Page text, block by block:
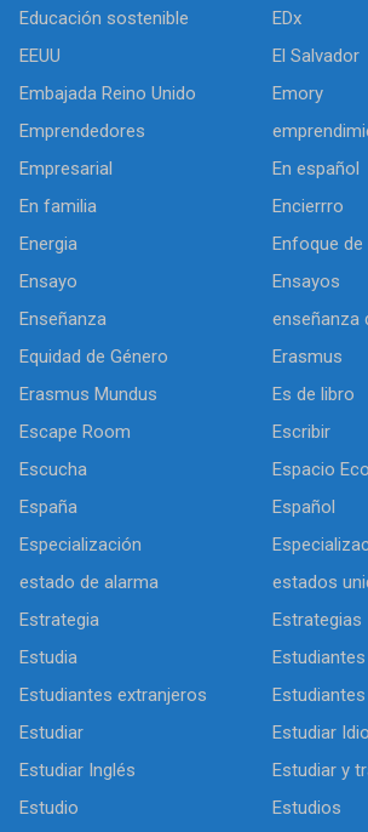
Educación sostenible
EDx
EEUU
El Salvador
Embajada Reino Unido
Emory
Emprendedores
Empresarial
En español
En familia
Encierrro
Energia
Enfoque de
Ensayo
Ensayos
Enseñanza
enseñanza
Equidad de Género
Erasmus
Erasmus Mundus
Es de libro
Escape Room
Escribir
Escucha
Espacio
España
Español
Especialización
estado de alarma
estados
Estrategia
Estrategias
Estudia
Estudiantes
Estudiantes extranjeros
Estudiar
Estudiar
Estudiar Inglés
Estudiar y
Estudio
Estudios